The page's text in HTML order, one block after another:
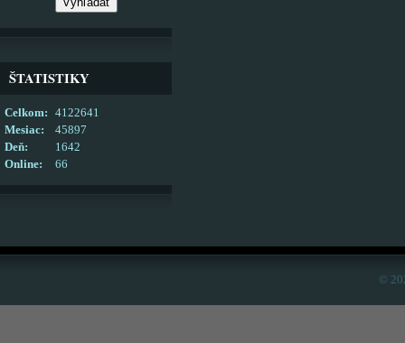
ŠTATISTIKY
Online: 66
Celkom:
4122641
Mesiac:
45897
Deň:
1642
©